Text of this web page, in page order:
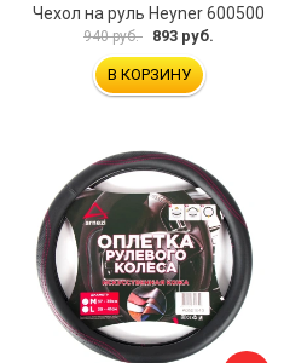
Чехол на руль Heyner 600500
940 руб. 893 руб.
В КОРЗИНУ